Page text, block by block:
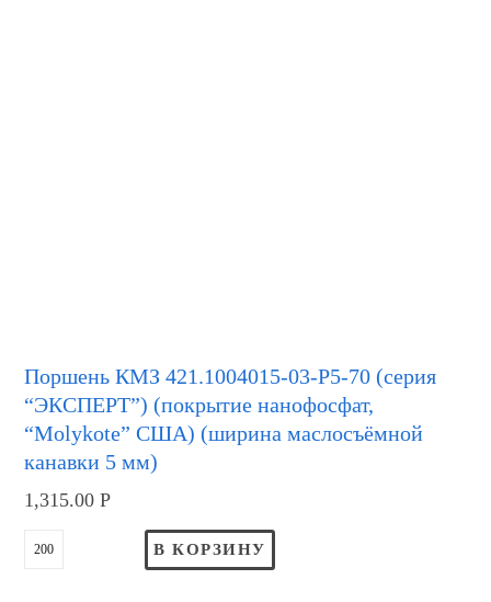
Поршень КМЗ 421.1004015-03-Р5-70 (серия
“ЭКСПЕРТ”) (покрытие нанофосфат,
“Molykote” США) (ширина маслосъёмной
канавки 5 мм)
1,315.00Р
В КОРЗИНУ